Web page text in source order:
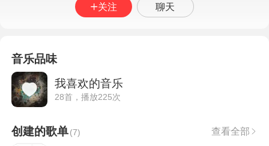
关注 聊天
音乐品味
我喜欢的音乐
28首，播放225次
创建的歌单(7) 查看全部